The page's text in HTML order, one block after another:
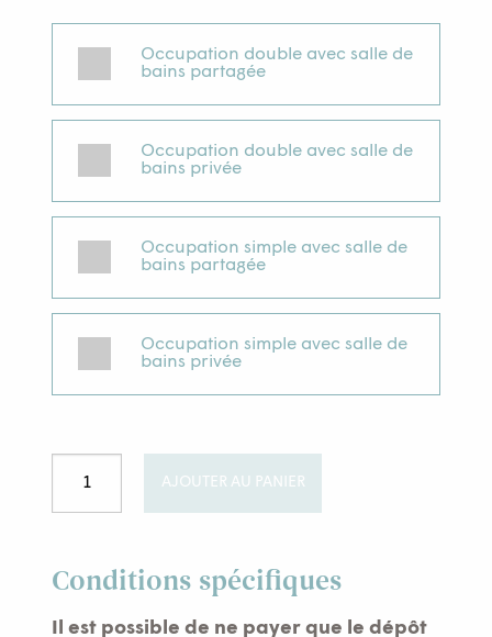
Occupation double avec salle de
bains partagée
Occupation double avec salle de
bains privée
Occupation simple avec salle de
bains partagée
Occupation simple avec salle de
bains privée
Augustines
2020
AJOUTER AU PANIER
Conditions spécifiques
Il est possible de ne payer que le dépôt